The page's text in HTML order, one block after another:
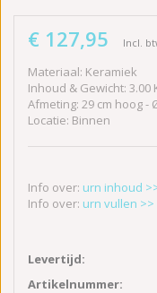
€ 127,95 Incl.
Materiaal: Keramiek
Inhoud & Gewicht: 3.00
Afmeting: 29 cm hoog -
Locatie: Binnen
Info over: urn inhoud
Info over: urn vullen >>
Levertijd:
Artikelnummer: